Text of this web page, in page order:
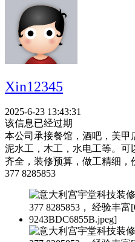
Xin12345
2025-6-23 13:43:31
该信息已经过期
本公司承接餐馆，酒吧，美
泥水工，木工，水电工等。
齐全，装修预算，做工精细
377 8285853